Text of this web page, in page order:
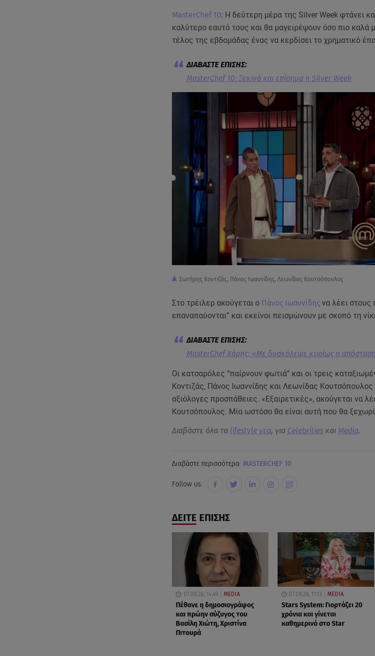
MasterChef 10: Η δεύτερη μέρα της Silver Week φτάνει
καλύτερο εαυτό τους και θα μαγειρέψουν όσο πιο καλά
τέλος της εβδομάδας ένας να κερδίσει το χρηματικό
MasterChef 10: Ξεκινά και επίσημα η Silver Week
Σωτήρης Κοντιζάς, Πάνος Ιωαννίδης, Λεωνίδας Κουτσόπουλος
Στο τρέιλερ ακούγεται ο Πάνος Ιωαννίδης να λέει στους
επαναπαύονται” και εκείνοι πεισμώνουν με σκοπό τη
MasterChef Χάρης: «Με δυσκόλεψε κυρίως η
Οι κατσαρόλες “παίρνουν φωτιά” και οι τρεις
Κοντιζάς, Πάνος Ιωαννίδης και Λεωνίδας
αξιόλογες προσπάθειες. «Εξαιρετικές», ακούγεται να
Κουτσόπουλος. Μία ωστόσο θα είναι αυτή που θα
Διαβάστε όλα τα lifestyle νεα, για Celebritiesκαι Media.
Διαβάστε περισσότερα: MASTERCHEF 10
Follow us:
ΔΕΙΤΕ ΕΠΙΣΗΣ
07.08.26, 14:49 MEDIA
Πέθανε η δημοσιογράφος
και πρώην σύζυγος του
Βασίλη Χιώτη, Χριστίνα
Πιτουρά
07.08.26, 11:13 MEDIA
Stars System: Γιορτάζει 20
χρόνια και γίνεται
καθημερινό στο Star